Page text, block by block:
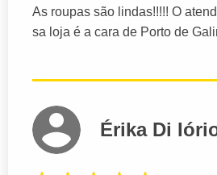
As roupas são lindas!!!!! O
sa loja é a cara de Porto de
Érika Di